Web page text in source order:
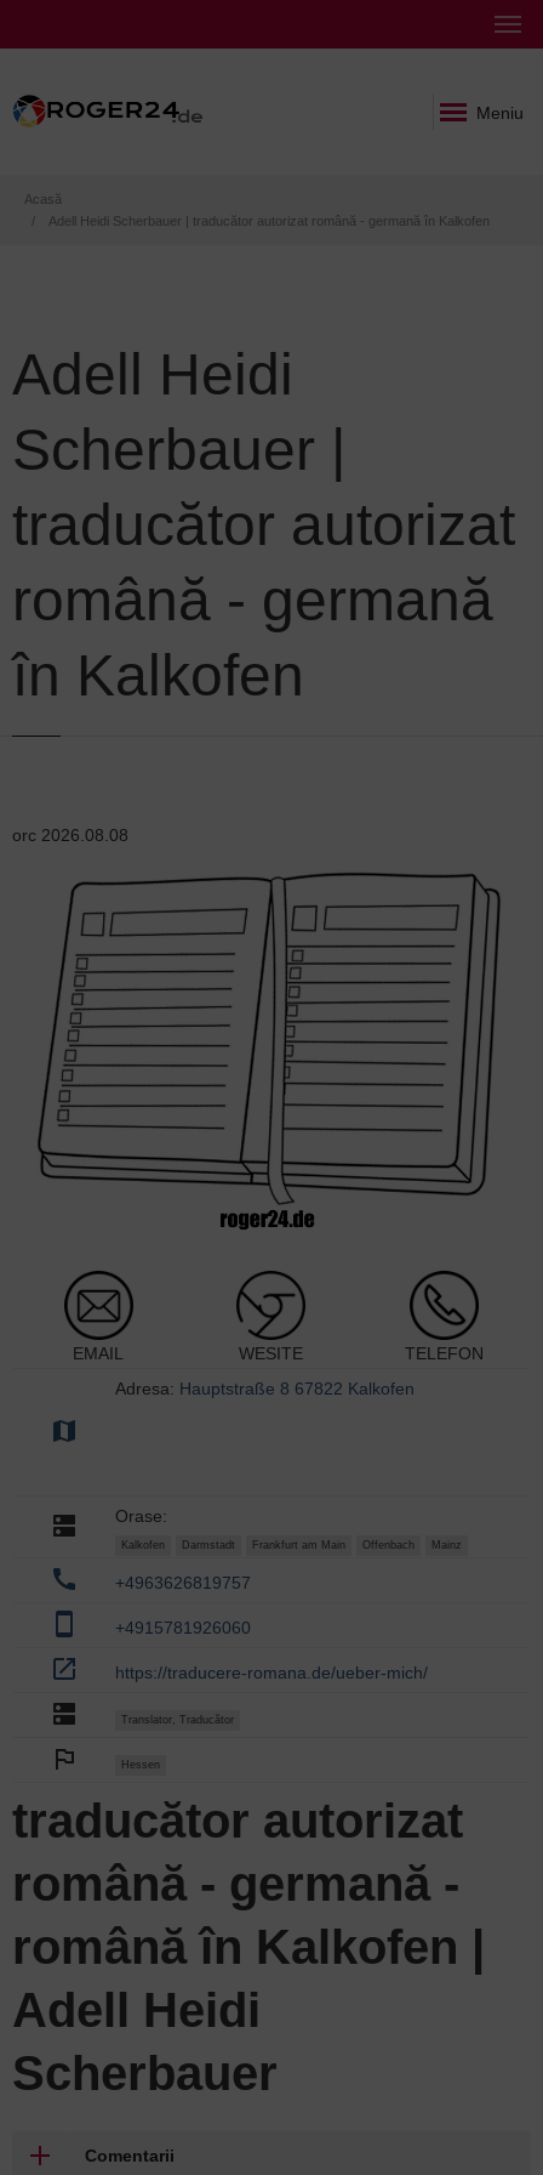
Meniu
Breadcrumb
Acasă
Adell Heidi Scherbauer | traducător autorizat română - germană în Kalkofen
Adell Heidi
Scherbauer |
traducător autorizat
română - germană
în Kalkofen
orc 2026.08.08
EMAIL WESITE TELEFON
map
Adresa: Hauptstraße 8 67822 Kalkofen
dns Orase:
Kalkofen Darmstadt Frankfurt am Main Offenbach Mainz
call +4963626819757
smartphone +4915781926060
open_in_new https://traducere-romana.de/ueber-mich/
dns Translator, Traducător
outlined_flag Hessen
traducător autorizat
română - germană -
română în Kalkofen |
Adell Heidi
Scherbauer
Comentarii